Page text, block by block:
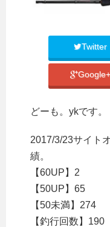
Twitter
どーも。ykです。
2017/3/23サイト
績。
【60UP】2
【50UP】65
【50未満】274
【釣行回数】190